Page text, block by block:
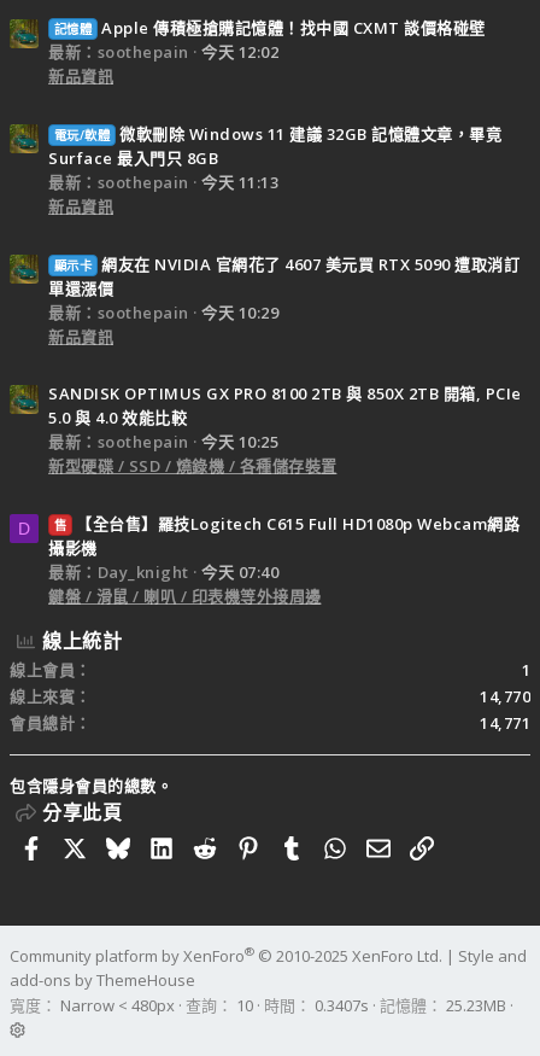
記憶體 Apple 傳積極搶購記憶體！找中國 CXMT 談價格碰壁
最新：soothepain
今天 12:02
新品資訊
電玩/軟體 微軟刪除 Windows 11 建議 32GB 記憶體文章，畢竟
Surface 最入門只 8GB
最新：soothepain
今天 11:13
新品資訊
顯示卡 網友在 NVIDIA 官網花了 4607 美元買 RTX 5090 遭取消訂
單還漲價
最新：soothepain
今天 10:29
新品資訊
SANDISK OPTIMUS GX PRO 8100 2TB 與 850X 2TB 開箱, PCIe
5.0 與 4.0 效能比較
最新：soothepain
今天 10:25
新型硬碟 / SSD / 燒錄機 / 各種儲存裝置
D 售
【全台售】羅技Logitech C615 Full HD1080p Webcam網路
攝影機
最新：Day_knight
今天 07:40
鍵盤 / 滑鼠 / 喇叭 / 印表機等外接周邊
線上統計
線上會員
1
線上來賓
14,770
會員總計
14,771
包含隱身會員的總數。
分享此頁
FacebookBlueskyLinkedIn
RedditPinterestTumblrWhatsApp
電子郵件
連結
Community platform by XenForo® © 2010-2025 XenForo Ltd. | Style and
add-ons by ThemeHouse
寬度
查詢 10 時間 0.3407s 記憶體 25.23MB